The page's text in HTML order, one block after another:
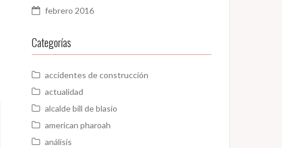
febrero 2016
Categorías
accidentes de construcción
actualidad
alcalde bill de blasio
american pharoah
análisis